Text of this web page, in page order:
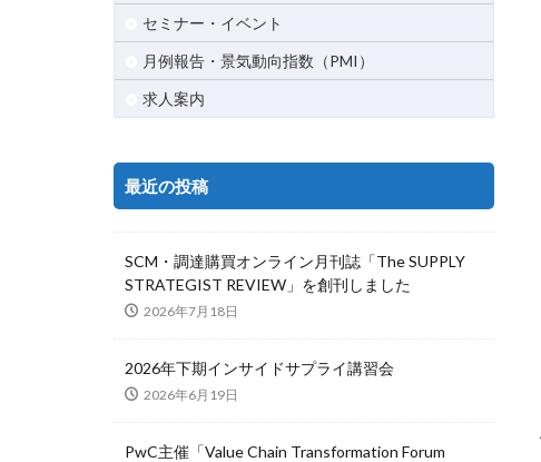
セミナー・イベント
月例報告・景気動向指数（PMI）
求人案内
最近の投稿
SCM・調達購買オンライン月刊誌「The SUPPLY
STRATEGIST REVIEW」を創刊しました
2026年7月18日
2026年下期インサイドサプライ講習会
2026年6月19日
PwC主催「Value Chain Transformation Forum